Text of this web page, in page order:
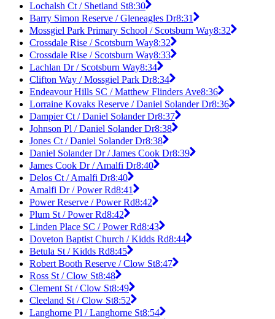
Lochalsh Ct / Shetland St8:30
Barry Simon Reserve / Gleneagles Dr8:31
Mossgiel Park Primary School / Scotsburn Way8:32
Crossdale Rise / Scotsburn Way8:32
Crossdale Rise / Scotsburn Way8:33
Lachlan Dr / Scotsburn Way8:34
Clifton Way / Mossgiel Park Dr8:34
Endeavour Hills SC / Matthew Flinders Ave8:36
Lorraine Kovaks Reserve / Daniel Solander Dr8:36
Dampier Ct / Daniel Solander Dr8:37
Johnson Pl / Daniel Solander Dr8:38
Jones Ct / Daniel Solander Dr8:38
Daniel Solander Dr / James Cook Dr8:39
James Cook Dr / Amalfi Dr8:40
Delos Ct / Amalfi Dr8:40
Amalfi Dr / Power Rd8:41
Power Reserve / Power Rd8:42
Plum St / Power Rd8:42
Linden Place SC / Power Rd8:43
Doveton Baptist Church / Kidds Rd8:44
Betula St / Kidds Rd8:45
Robert Booth Reserve / Clow St8:47
Ross St / Clow St8:48
Clement St / Clow St8:49
Cleeland St / Clow St8:52
Langhorne Pl / Langhorne St8:54